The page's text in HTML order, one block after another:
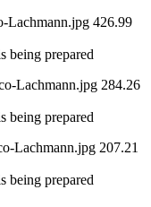
Lachmann.jpg 426.99
being prepared
Lachmann.jpg 284.26
being prepared
Lachmann.jpg 207.21
being prepared